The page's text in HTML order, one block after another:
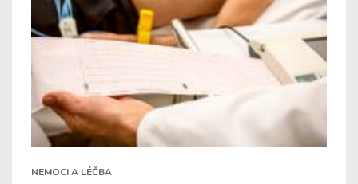
NEMOCI A LÉČBA